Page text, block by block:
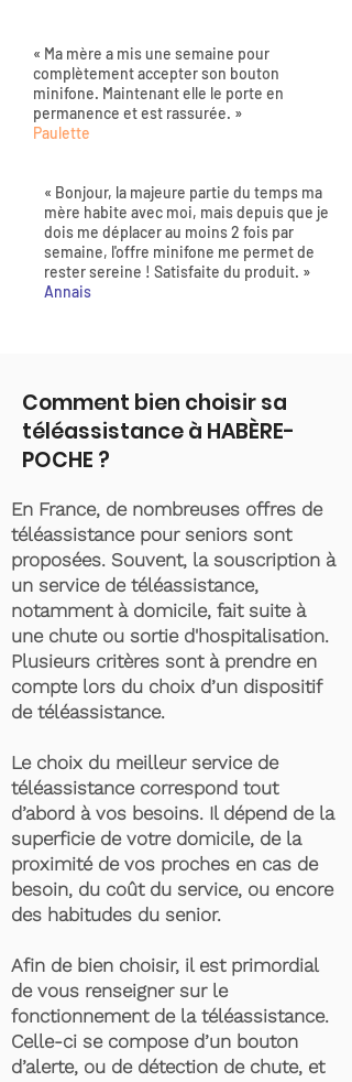
« Ma mère a mis une semaine pour
complètement accepter son bouton
minifone. Maintenant elle le porte en
permanence et est rassurée. »
Paulette
« Bonjour, la majeure partie du temps ma
mère habite avec moi, mais depuis que je
dois me déplacer au moins 2 fois par
semaine, l'offre minifone me permet de
rester sereine ! Satisfaite du produit. »
Annais
Comment bien choisir sa
téléassistance à HABÈRE-
POCHE ?
En France, de nombreuses offres de
téléassistance pour seniors sont
proposées. Souvent, la souscription à
un service de téléassistance,
notamment à domicile, fait suite à
une chute ou sortie d'hospitalisation.
Plusieurs critères sont à prendre en
compte lors du choix d’un dispositif
de téléassistance.
Le choix du meilleur service de
téléassistance correspond tout
d’abord à vos besoins. Il dépend de la
superficie de votre domicile, de la
proximité de vos proches en cas de
besoin, du coût du service, ou encore
des habitudes du senior.
Afin de bien choisir, il est primordial
de vous renseigner sur le
fonctionnement de la téléassistance.
Celle-ci se compose d’un bouton
d’alerte, ou de détection de chute, et